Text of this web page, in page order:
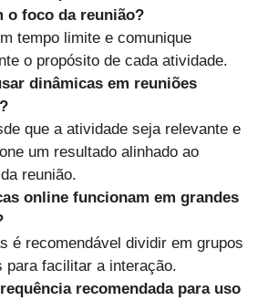
o foco da reunião?
tempo limite e comunique
o propósito de cada atividade.
dinâmicas em reuniões
que a atividade seja relevante e
um resultado alinhado ao
reunião.
online funcionam em grandes
é recomendável dividir em grupos
para facilitar a interação.
recomendada para uso